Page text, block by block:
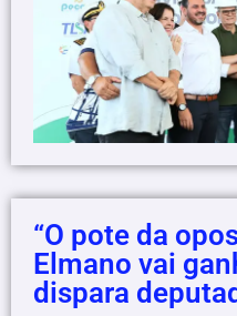
“O pote da
Elmano vai
dispara